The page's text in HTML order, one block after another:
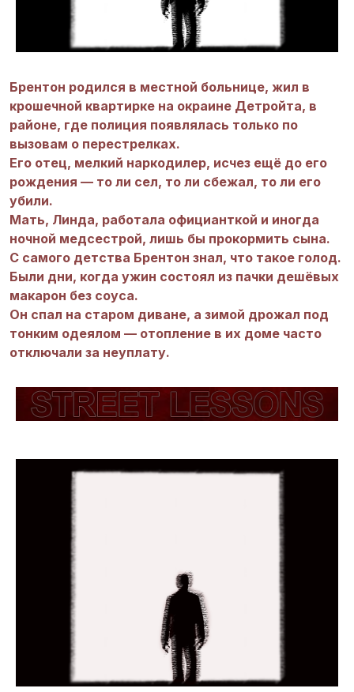
Брентон родился в местной больнице, жил в
крошечной квартирке на окраине Детройта, в
районе, где полиция появлялась только по
вызовам о перестрелках.
Его отец, мелкий наркодилер, исчез ещё до его
рождения — то ли сел, то ли сбежал, то ли его
убили.
Мать, Линда, работала официанткой и иногда
ночной медсестрой, лишь бы прокормить сына.
С самого детства Брентон знал, что такое голод.
Были дни, когда ужин состоял из пачки дешёвых
макарон без соуса.
Он спал на старом диване, а зимой дрожал под
тонким одеялом — отопление в их доме часто
отключали за неуплату.